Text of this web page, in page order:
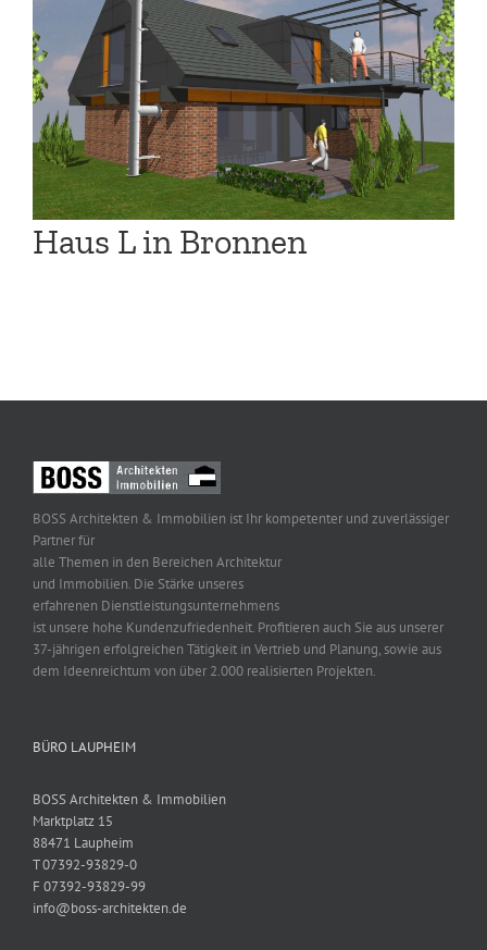
Haus L in Bronnen
BOSS Architekten & Immobilien ist Ihr kompetenter und zuverlässiger
Partner für
alle Themen in den Bereichen Architektur
und Immobilien. Die Stärke unseres
erfahrenen Dienstleistungsunternehmens
ist unsere hohe Kundenzufriedenheit. Profitieren auch Sie aus unserer
37-jährigen erfolgreichen Tätigkeit in Vertrieb und Planung, sowie aus
dem Ideenreichtum von über 2.000 realisierten Projekten.
BÜRO LAUPHEIM
BOSS Architekten & Immobilien
Marktplatz 15
88471 Laupheim
T 07392-93829-0
F 07392-93829-99
info@boss-architekten.de